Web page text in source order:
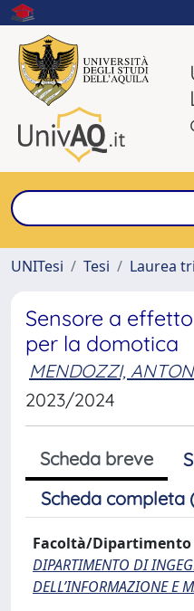
UNITesi
Tesi Laurea
Sensore a
per la domotica
MENDOZZI,
2023/2024
Scheda breve
Scheda completa
Facoltà/Dipartimento
DIPARTIMENTO DI
DELL’INFORMAZIONE E